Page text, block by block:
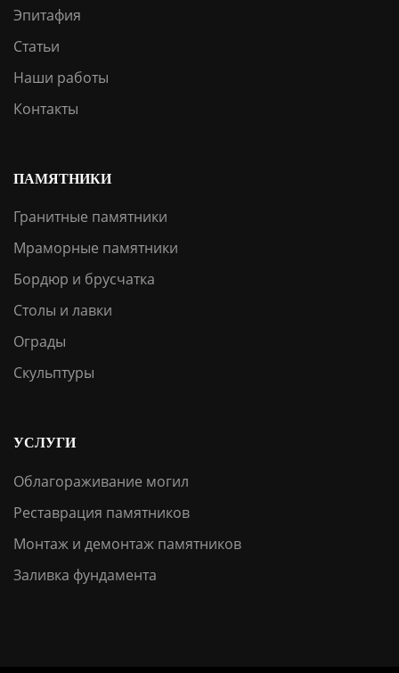
Эпитафия
Статьи
Наши работы
Контакты
ПАМЯТНИКИ
Гранитные памятники
Мраморные памятники
Бордюр и брусчатка
Столы и лавки
Ограды
Скульптуры
УСЛУГИ
Облагораживание могил
Реставрация памятников
Монтаж и демонтаж памятников
Заливка фундамента